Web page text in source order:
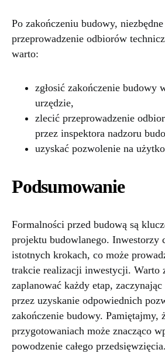
Po zakończeniu budowy,
przeprowadzenie odbiorów
warto:
zgłosić zakończenie budowy
urzędzie,
zlecić przeprowadzenie
przez inspektora nadzoru
uzyskać pozwolenie na
Podsumowanie
Formalności przed budową są
projektu budowlanego. Inwestorzy
istotnych krokach, co może
trakcie realizacji inwestycji. Warto
zaplanować każdy etap,
przez uzyskanie odpowiednich
zakończenie budowy. Pamiętajmy,
przygotowaniach może znacząco
powodzenie całego przedsięwzięcia.